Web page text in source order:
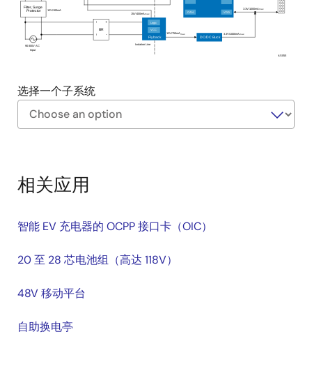
AS055
Filter, Surge
Protector 12V/100mA
90-300V AC
Input
Isolation Line
12V/750mAmax 3.3V/1000mAmax
15V/400mA max
3.3V/1000mAmax
DC/DC Buck
BR
+
-
~
~
CAN VDD
Flyback
Logic
VCC
选择一个子系统
Diagram
相关应用
智能 EV 充电器的 OCPP 接口卡（OIC）
20 至 28 芯电池组（高达 118V）
48V 移动平台
自助换电亭